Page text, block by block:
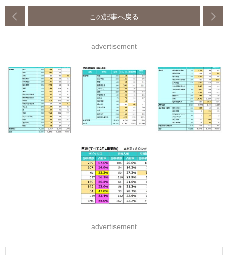
この記事へ戻る
advertisement
advertisement